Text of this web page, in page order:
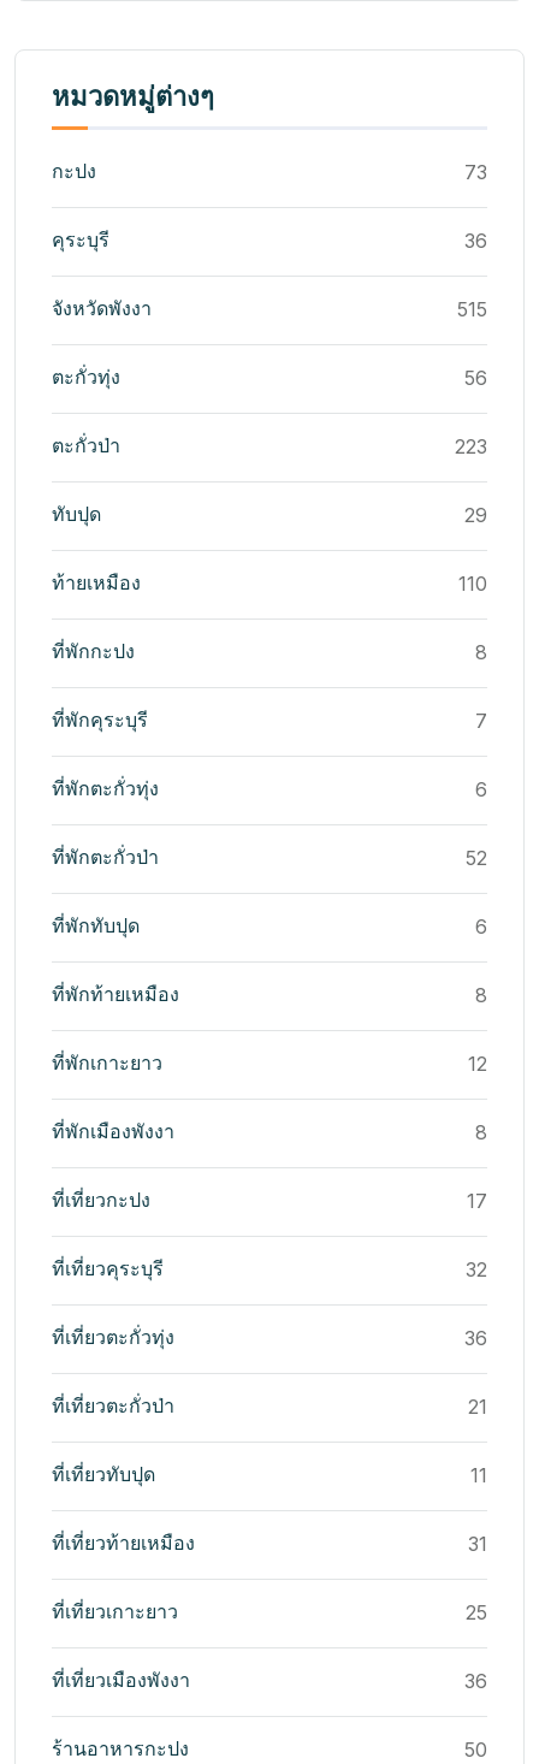
หมวดหมู่ต่างๆ
กะปง 73
คุระบุรี 36
จังหวัดพังงา 515
ตะกั่วทุ่ง 56
ตะกั่วป่า 223
ทับปุด 29
ท้ายเหมือง 110
ที่พักกะปง 8
ที่พักคุระบุรี 7
ที่พักตะกั่วทุ่ง 6
ที่พักตะกั่วป่า 52
ที่พักทับปุด 6
ที่พักท้ายเหมือง 8
ที่พักเกาะยาว 12
ที่พักเมืองพังงา 8
ที่เที่ยวกะปง 17
ที่เที่ยวคุระบุรี 32
ที่เที่ยวตะกั่วทุ่ง 36
ที่เที่ยวตะกั่วป่า 21
ที่เที่ยวทับปุด 11
ที่เที่ยวท้ายเหมือง 31
ที่เที่ยวเกาะยาว 25
ที่เที่ยวเมืองพังงา 36
ร้านอาหารกะปง 50